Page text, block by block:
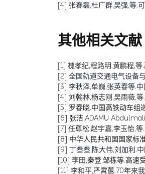
[4] 张春磊,杜广群,吴强,等.
其他相关文献
[1] 槐孝纪,程路明,黄鹏程,
[2] 全国轨道交通电气设备
[3] 李秋泽,单巍,张英春等.
[4] 刘翰林,杨志刚,吴雨薇,
[5] 罗春晓.中国高铁动车组
[6] 张洁,ADAMU
[7] 任尊松,赵宇嘉,李玉怡,
[8] 中华人民共和国国家标
[9] 丁叁叁,陈大伟,刘加利.
[10] 李田,秦登,邹栋等.高速
[11] 李和平,严霄蕙.70年来